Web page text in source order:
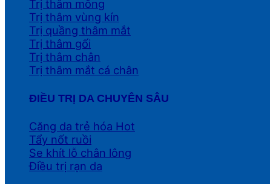
Trị thâm mông
Trị thâm vùng kín
Trị quầng thâm mắt
Trị thâm gối
Trị thâm chân
Trị thâm mắt cá chân
ĐIỀU TRỊ DA CHUYÊN SÂU
Căng da trẻ hóa
Tẩy nốt ruồi
Se khít lỗ chân lông
Điều trị rạn da